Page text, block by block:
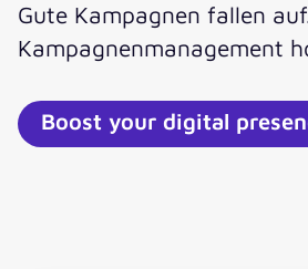
Gute Kampagnen fallen
Kampagnenmanagement
Boost your digital